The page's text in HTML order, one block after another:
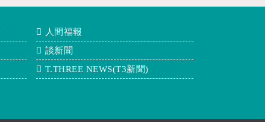
人間福報
談新聞
T.THREE NEWS(T3新聞)